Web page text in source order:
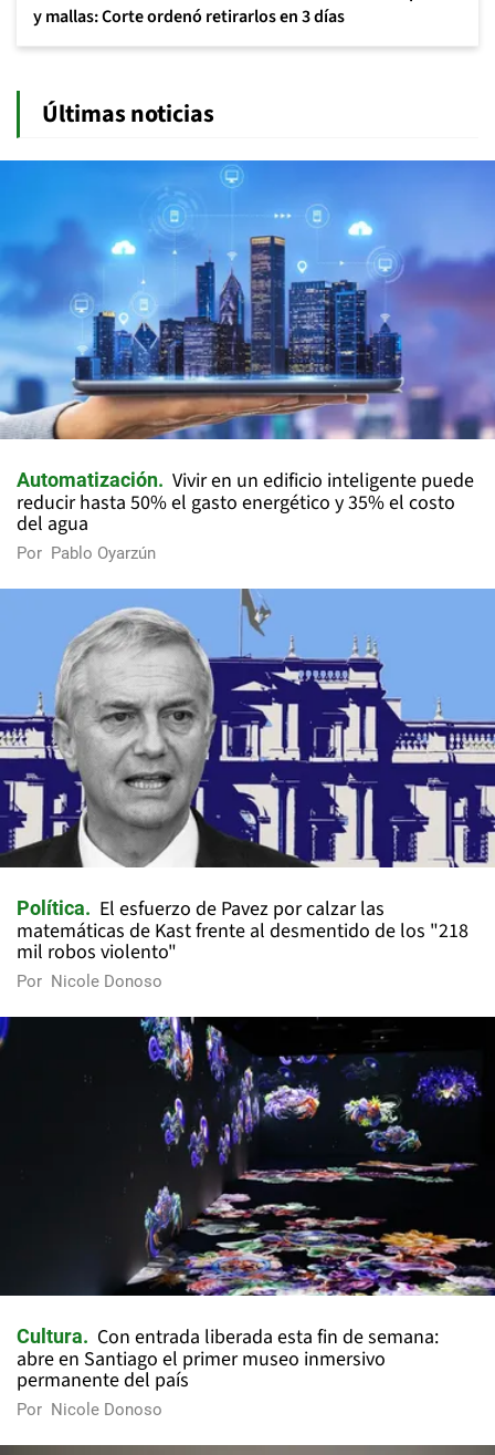
y mallas: Corte ordenó retirarlos en 3 días
Últimas noticias
Automatización
Vivir en un edificio inteligente puede
reducir hasta 50% el gasto energético y 35% el costo
del agua
Por Pablo Oyarzún
Política
El esfuerzo de Pavez por calzar las
matemáticas de Kast frente al desmentido de los "218
mil robos violento"
Por Nicole Donoso
Cultura
Con entrada liberada esta fin de semana:
abre en Santiago el primer museo inmersivo
permanente del país
Por Nicole Donoso